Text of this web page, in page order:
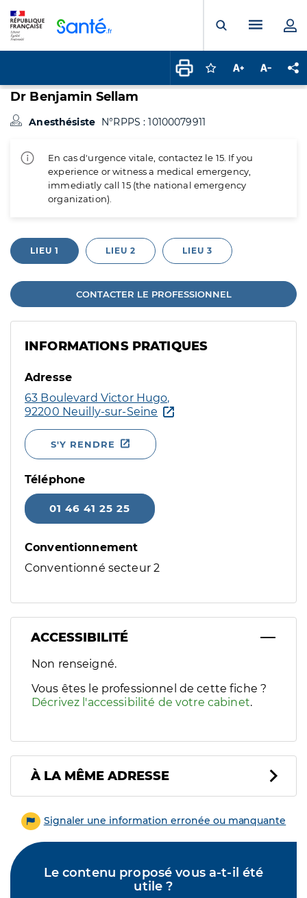
Ouvrir laMenu
Connectez-vous
Augmenter la
Dr Benjamin Sellam
Anesthésiste N°RPPS : 10100079911
En cas d'urgence vitale, contactez le 15. If you
experience or witness a medical emergency,
immediatly call 15 (the national emergency
organization).
LIEU 1 LIEU 2 LIEU 3
CONTACTER LE PROFESSIONNEL
INFORMATIONS PRATIQUES
Adresse
63 Boulevard Victor Hugo,
92200 Neuilly-sur-Seine
S'Y RENDRE
Téléphone
01 46 41 25 25
Conventionnement
Conventionné secteur 2
ACCESSIBILITÉ
Filtres
Sélectionnez un ou plusieurs handicaps/besoins
Non renseigné.
Vous êtes le professionnel de cette fiche ?
Décrivez l'accessibilité de votre cabinet.
À LA MÊME ADRESSE
Signaler une information erronée ou manquante
Le contenu proposé vous a-t-il été
utile ?